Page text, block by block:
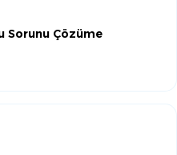
Sorunu Çözüme